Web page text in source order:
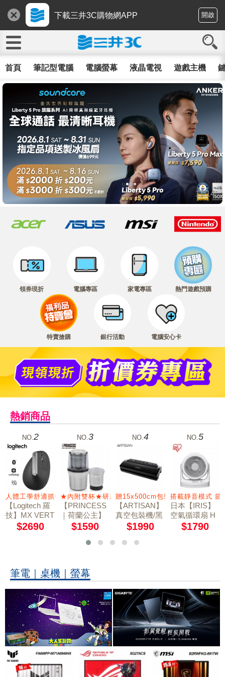
下載三井3C購物網APP 開啟
首頁 筆記型電腦 電腦螢幕 液晶電視 遊戲主機
11/14
領券現折 電腦專區 家電專區 熱門遊戲預購
特賣搶購 銀行活動 電腦安心卡
熱銷商品
異的聲音
NO. 2
人體工學舒適抓握
【Logitech 羅
技】MX VERT
ICAL 無線垂直
$2690
NO.3
★內附雙杯★研磨杯/蔬果切碎杯
【PRINCESS
｜荷蘭公主】
不鏽鋼乾溼研
221030
$1590
NO. 4
贈15x500cm包裝袋2卷
【ARTISAN】
真空包裝機/黑
VS2140 (贈15
2卷)
$1990
NO.5
搭載靜音模式
日本【IRIS】
空氣循環扇 H
M23$1790
筆電｜桌機｜螢幕